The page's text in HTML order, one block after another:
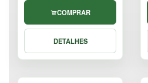
COMPRAR
DETALHES